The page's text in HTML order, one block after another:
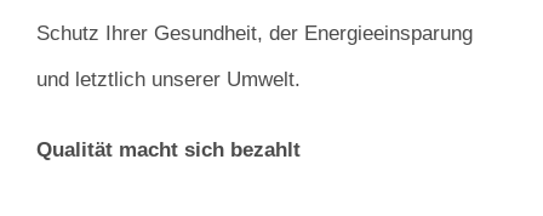
Schutz Ihrer Gesundheit, der Energieeinsparung
und letztlich unserer Umwelt.
Qualität macht sich bezahlt